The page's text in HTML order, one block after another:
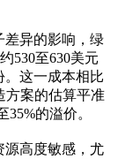
差异的影响，绿
530至630美元
。这一成本相比
方案的估算平准
35%的溢价。
源高度敏感，尤